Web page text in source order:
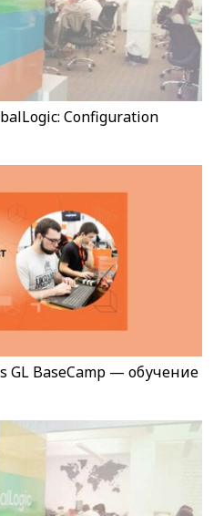
Configuration
GL BaseCamp — обучение